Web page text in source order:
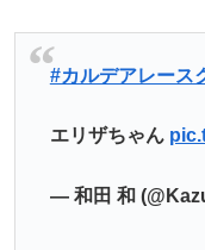
#カルデアレース
エリザちゃん
— 和田 和